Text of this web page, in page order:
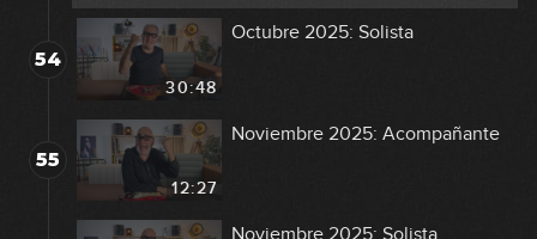
54
30:48
Octubre 2025: Solista
55
12:27
Noviembre 2025: Acompañante
Noviembre 2025: Solista